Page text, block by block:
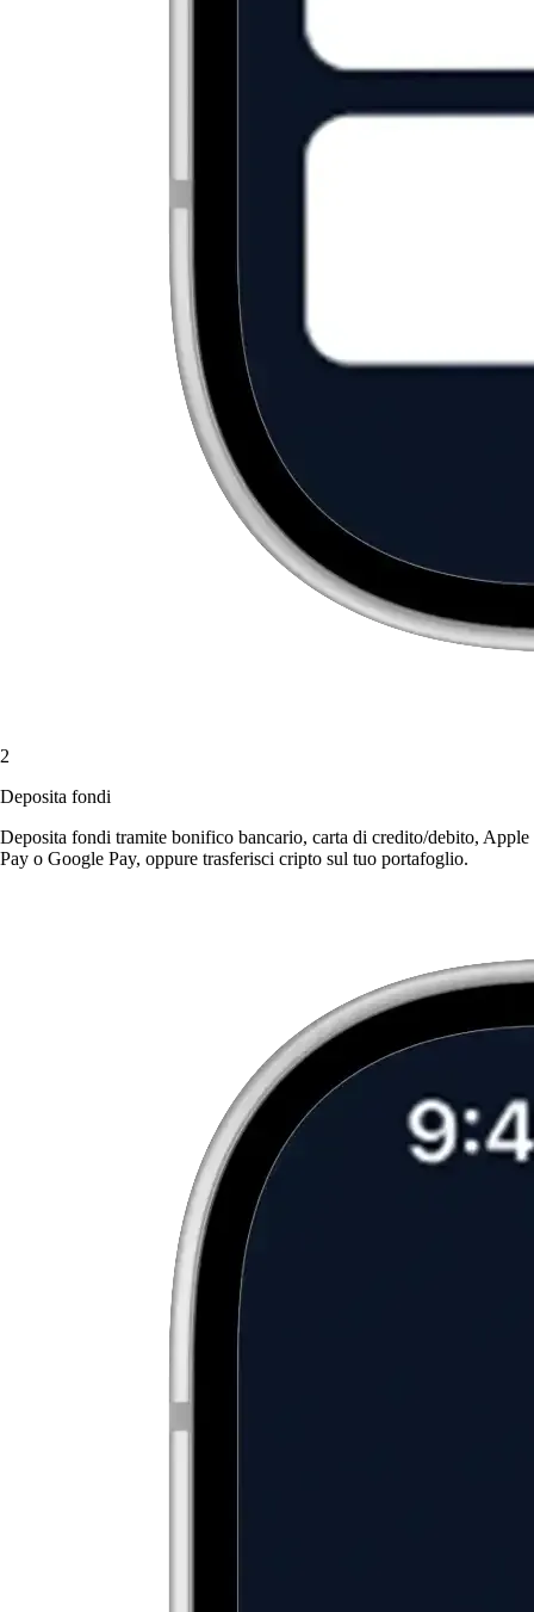
2
Deposita fondi
Deposita fondi tramite bonifico bancario, carta di credito/debito, Apple
Pay o Google Pay, oppure trasferisci cripto sul tuo portafoglio.